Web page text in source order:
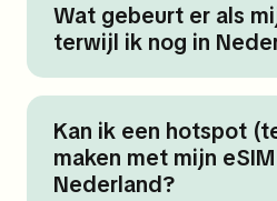
Wat gebeurt er als
terwijl ik nog in
Kan ik een hotspot
maken met mijn
Nederland?